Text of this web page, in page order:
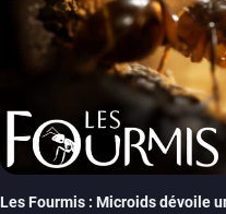
Les Fourmis : Microids dévoile